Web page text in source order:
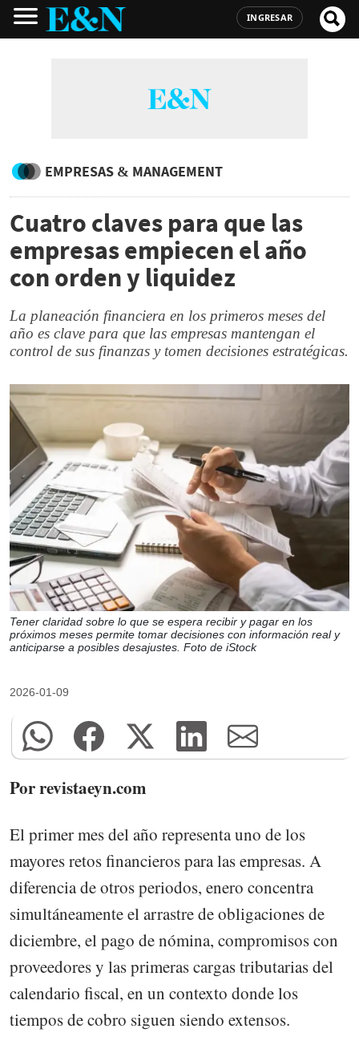
INGRESAR
EMPRESAS & MANAGEMENT
Cuatro claves para que las
empresas empiecen el año
con orden y liquidez
La planeación financiera en los primeros meses del
año es clave para que las empresas mantengan el
control de sus finanzas y tomen decisiones estratégicas.
Tener claridad sobre lo que se espera recibir y pagar en los
próximos meses permite tomar decisiones con información real y
anticiparse a posibles desajustes. Foto de iStock
2026-01-09
Por revistaeyn.com
El primer mes del año representa uno de los
mayores retos financieros para las empresas. A
diferencia de otros periodos, enero concentra
simultáneamente el arrastre de obligaciones de
diciembre, el pago de nómina, compromisos con
proveedores y las primeras cargas tributarias del
calendario fiscal, en un contexto donde los
tiempos de cobro siguen siendo extensos.